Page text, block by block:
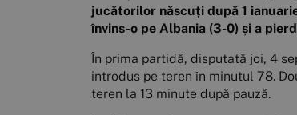
jucătorilor născuți după 1
învins-o pe Albania (3-0) și a
În prima partidă, disputată joi, 4
introdus pe teren în minutul 78.
teren la 13 minute după pauză.